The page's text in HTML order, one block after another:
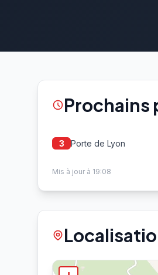
Prochains
3 Porte de Lyon
Mis à jour à 19:08